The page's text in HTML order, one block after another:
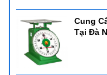
Cung
Tại Đà